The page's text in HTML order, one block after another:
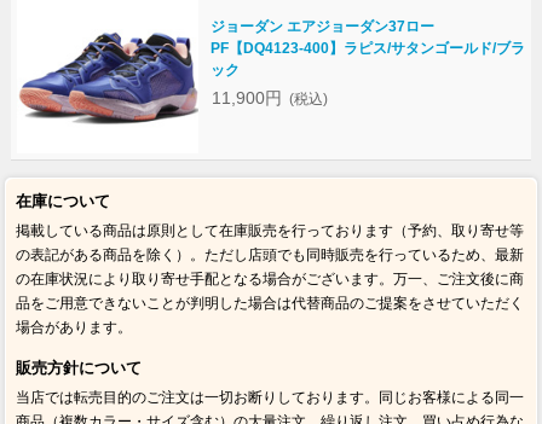
ジョーダン エアジョーダン37ロー
PF【DQ4123-400】ラピス/サタンゴールド/ブラ
ック
11,900円 (税込)
在庫について
掲載している商品は原則として在庫販売を行っております（予約、取り寄せ等
の表記がある商品を除く）。ただし店頭でも同時販売を行っているため、最新
の在庫状況により取り寄せ手配となる場合がございます。万一、ご注文後に商
品をご用意できないことが判明した場合は代替商品のご提案をさせていただく
場合があります。
販売方針について
当店では転売目的のご注文は一切お断りしております。同じお客様による同一